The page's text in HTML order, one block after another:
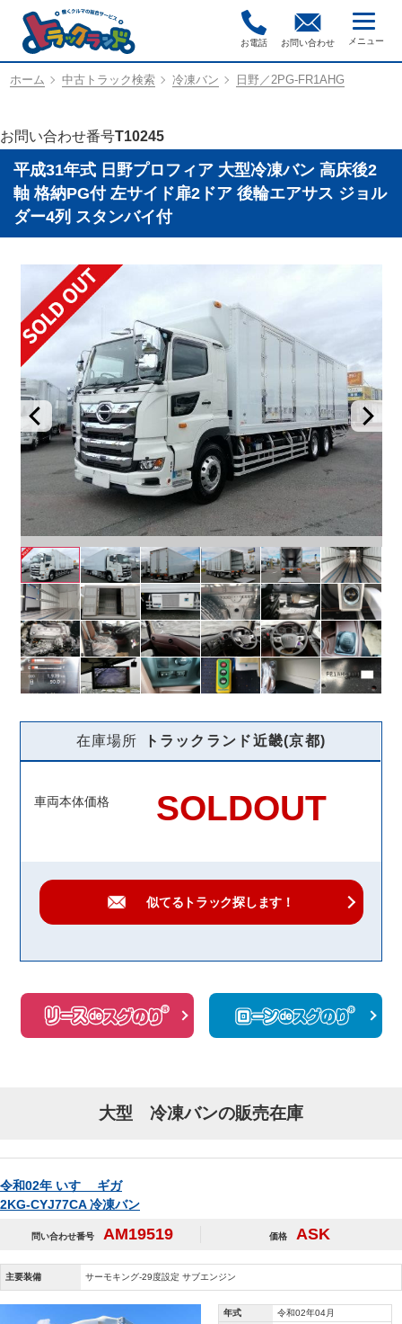
お電話 お問い合わせ
ホーム 中古トラック検索 冷凍バン 日野／2PG-FR1AHG
お問い合わせ番号T10245
平成31年式 日野プロフィア 大型冷凍バン 高床後2
軸 格納PG付 左サイド扉2ドア 後輪エアサス ジョル
ダー4列 スタンバイ付
在庫場所 トラックランド近畿(京都)
車両本体価格 SOLDOUT
似てるトラック探します！
大型 冷凍バンの販売在庫
令和02年 いすゞ ギガ
2KG-CYJ77CA 冷凍バン
問い合わせ番号 AM19519 価格 ASK
主要装備 サーモキング‐29度設定 サブエンジン
年式
令和02年04月